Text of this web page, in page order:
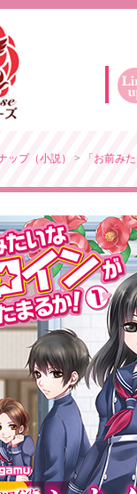
ップ（小説） > 「お前み